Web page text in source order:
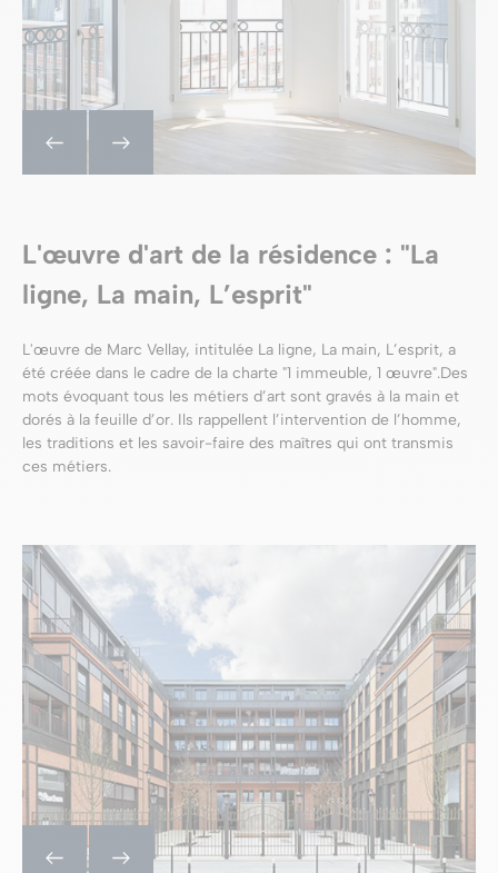
L'œuvre d'art de la résidence : "La
ligne, La main, L’esprit"
L'œuvre de Marc Vellay, intitulée La ligne, La main, L’esprit, a
été créée dans le cadre de la charte "1 immeuble, 1 œuvre".Des
mots évoquant tous les métiers d’art sont gravés à la main et
dorés à la feuille d’or. Ils rappellent l’intervention de l’homme,
les traditions et les savoir-faire des maîtres qui ont transmis
ces métiers.